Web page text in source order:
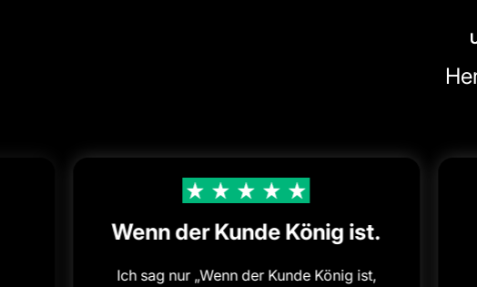
Wenn der Kunde König ist.
Ich sag nur „Wenn der Kunde König ist,